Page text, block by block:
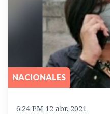
NACIONALES
6:24 PM 12 abr. 2021